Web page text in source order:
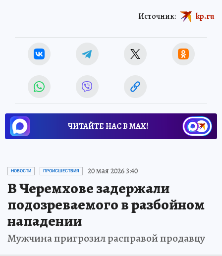
Источник: kp.ru
ЧИТАЙТЕ НАС В МАХ!
НОВОСТИ ПРОИСШЕСТВИЯ 20 мая 2026 3:40
В Черемхове задержали
подозреваемого в разбойном
нападении
Мужчина пригрозил расправой продавцу